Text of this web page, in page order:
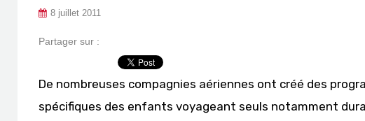
8 juillet 2011
Partager sur :
De nombreuses compagnies aériennes ont créé des
spécifiques des enfants voyageant seuls notamment